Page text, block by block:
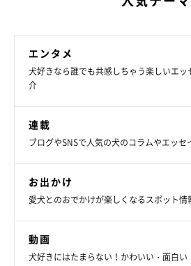
エンタメ
犬好きなら誰でも共感しちゃう楽しいエ
介
連載
ブログやSNSで人気の犬のコラムやエッ
お出かけ
愛犬とのおでかけが楽しくなるスポット情
動画
犬好きにはたまらない！かわいい・面白い